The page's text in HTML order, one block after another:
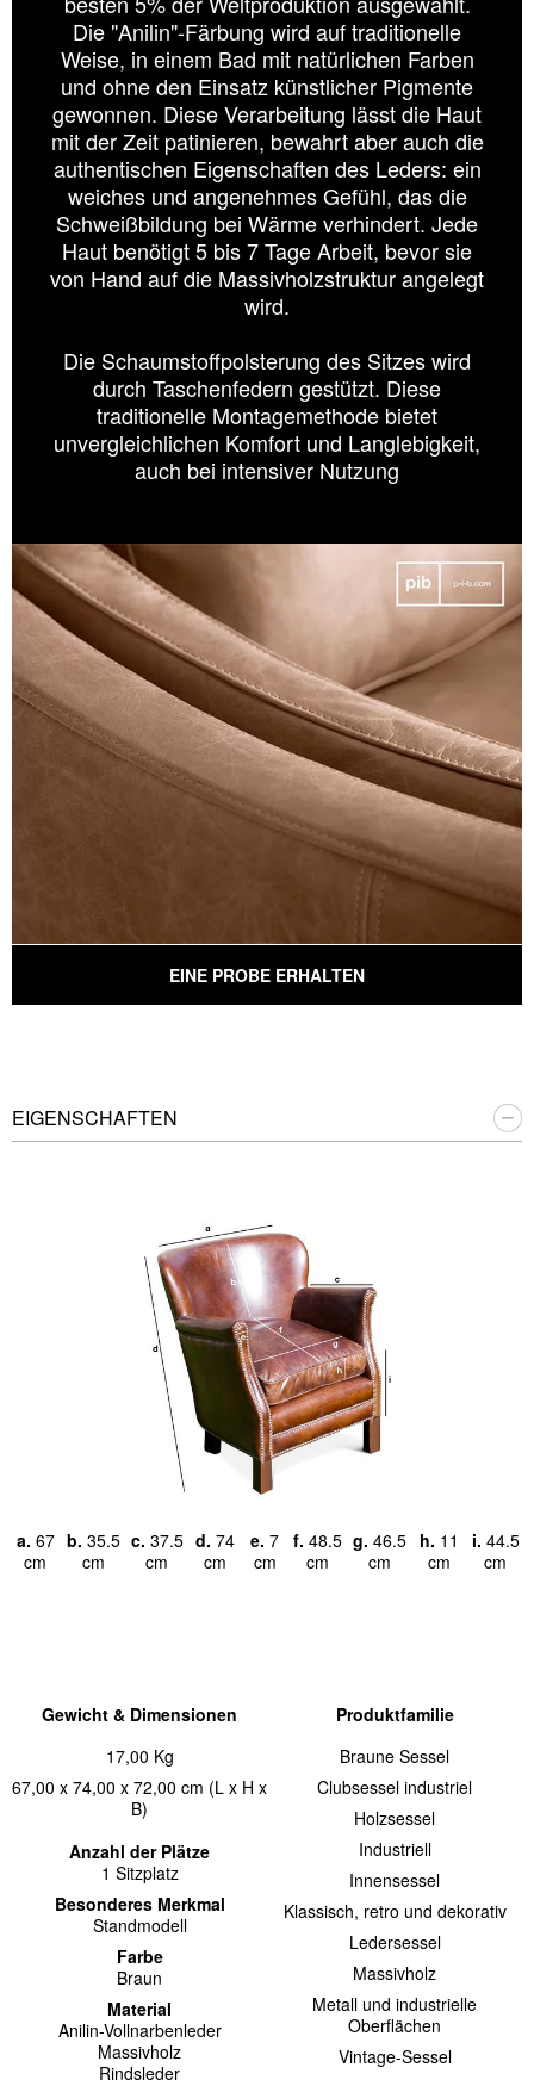
Die "Anilin"-Färbung wird auf traditionelle
Weise, in einem Bad mit natürlichen Farben
und ohne den Einsatz künstlicher Pigmente
gewonnen. Diese Verarbeitung lässt die Haut
mit der Zeit patinieren, bewahrt aber auch die
authentischen Eigenschaften des Leders: ein
weiches und angenehmes Gefühl, das die
Schweißbildung bei Wärme verhindert. Jede
Haut benötigt 5 bis 7 Tage Arbeit, bevor sie
von Hand auf die Massivholzstruktur angelegt
wird.
Die Schaumstoffpolsterung des Sitzes wird
durch Taschenfedern gestützt. Diese
traditionelle Montagemethode bietet
unvergleichlichen Komfort und Langlebigkeit,
auch bei intensiver Nutzung
EINE PROBE ERHALTEN
EIGENSCHAFTEN
a. 67
cm
b. 35.5
cm
c. 37.5
cm
d. 74
cm
e. 7
cm
f. 48.5
cm
g. 46.5
cm
h. 11
cm
i. 44.5
cm
Gewicht & Dimensionen
17,00 Kg
67,00 x 74,00 x 72,00 cm (L x H x
B)
Anzahl der Plätze
1 Sitzplatz
Besonderes Merkmal
Standmodell
Farbe
Braun
Material
Anilin-Vollnarbenleder
Massivholz
Rindsleder
Produktfamilie
Braune Sessel
Clubsessel industriel
Holzsessel
Industriell
Innensessel
Klassisch, retro und dekorativ
Ledersessel
Massivholz
Metall und industrielle
Oberflächen
Vintage-Sessel